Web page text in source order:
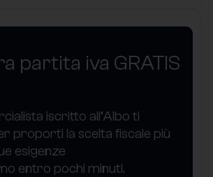
partita iva GRATIS
iscritto all’Albo ti
proporti la scelta fiscale più
esigenze
entro pochi minuti.